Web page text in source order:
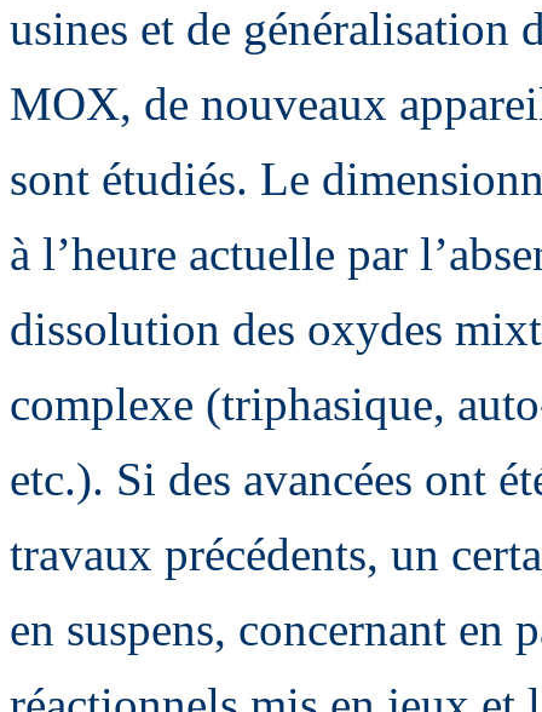
usines et de généralisation
MOX, de nouveaux
sont étudiés. Le
à l’heure actuelle par
dissolution des oxydes
complexe (triphasique,
etc.). Si des avancées ont
travaux précédents, un
en suspens, concernant en